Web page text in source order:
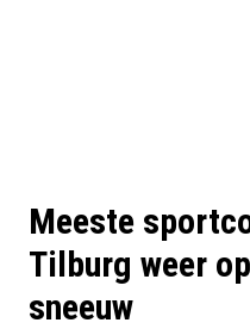
Meeste
Tilburg weer
sneeuw